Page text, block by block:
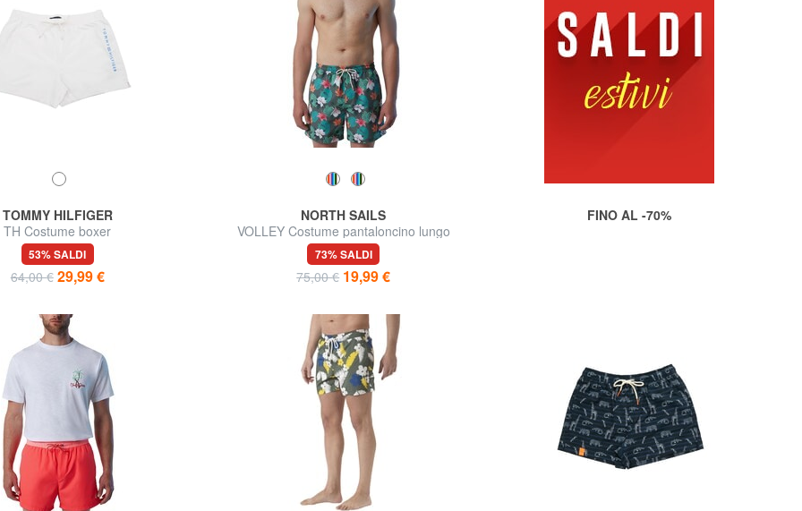
TOMMY HILFIGER
TH Costume boxer
53% SALDI
64,00 € 29,99 €
NORTH SAILS
VOLLEY Costume pantaloncino lungo
73% SALDI
75,00 € 19,99 €
FINO AL -70%